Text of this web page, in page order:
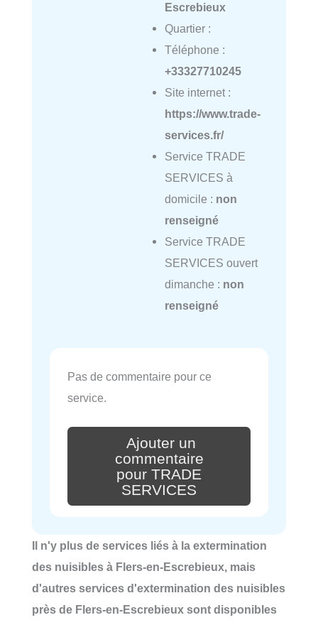
Escrebieux
Quartier :
Téléphone :
+33327710245
Site internet :
https://www.trade-
services.fr/
Service TRADE
SERVICES à
domicile : non
renseigné
Service TRADE
SERVICES ouvert
dimanche : non
renseigné
Pas de commentaire pour ce
service.
Ajouter un
commentaire
pour TRADE
SERVICES
Il n'y plus de services liés à la extermination
des nuisibles à Flers-en-Escrebieux, mais
d'autres services d'extermination des nuisibles
près de Flers-en-Escrebieux sont disponibles